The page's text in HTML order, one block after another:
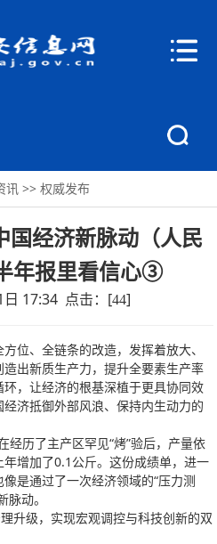
讯 >>权威发布
国经济新脉动（人民
年报里看信心③
日 17:34 点击：[44]
位、全链条的改造，发挥着放大、
出新质生产力，提升全要素生产率
，让经济的根基深植于更具协同效
济抵御外部风浪、保持内生动力的
经历了主产区罕见“烤”验后，产量依
增加了0.1公斤。这份成绩单，进一
是通过了一次经济领域的“压力测
动。
升级，实现宏观调控与科技创新的双